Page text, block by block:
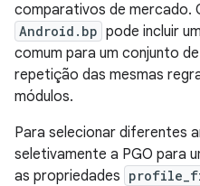
comparativos de mercado.
Android.bp pode incluir
comum para um conjunto
repetição das mesmas
módulos.
Para selecionar diferentes
seletivamente a PGO para
as propriedades